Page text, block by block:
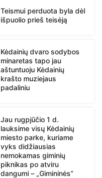
Teismui perduota byla dėl
išpuolio prieš teisėją
Kėdainių dvaro sodybos
minaretas tapo jau
aštuntuoju Kėdainių
krašto muziejaus
padaliniu
Jau rugpjūčio 1 d.
lauksime visų Kėdainių
miesto parke, kuriame
vyks didžiausias
nemokamas giminių
piknikas po atviru
dangumi – „Gimininės”